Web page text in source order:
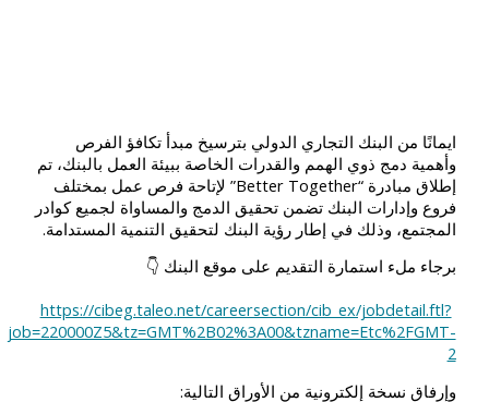
ايمانًا من البنك التجاري الدولي بترسيخ مبدأ تكافؤ الفرص
وأهمية دمج ذوي الهمم والقدرات الخاصة ببيئة العمل بالبنك، تم
إطلاق مبادرة “Better Together” لإتاحة فرص عمل بمختلف
فروع وإدارات البنك تضمن تحقيق الدمج والمساواة لجميع كوادر
المجتمع، وذلك في إطار رؤية البنك لتحقيق التنمية المستدامة.
برجاء ملء استمارة التقديم على موقع البنك 👇
https://cibeg.taleo.net/careersection/cib_ex/jobdetail.ftl?
job=220000Z5&tz=GMT%2B02%3A00&tzname=Etc%2FGMT-
2
وإرفاق نسخة إلكترونية من الأوراق التالية: